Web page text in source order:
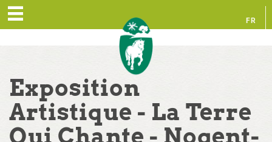
FR
Exposition
Artistique - La Terre
Qui Chante - Nogent-